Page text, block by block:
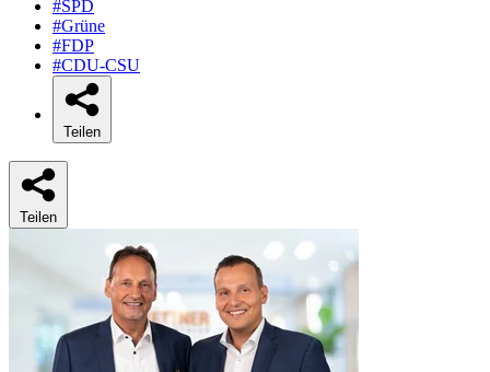
#SPD
#Grüne
#FDP
#CDU-CSU
Teilen
Teilen